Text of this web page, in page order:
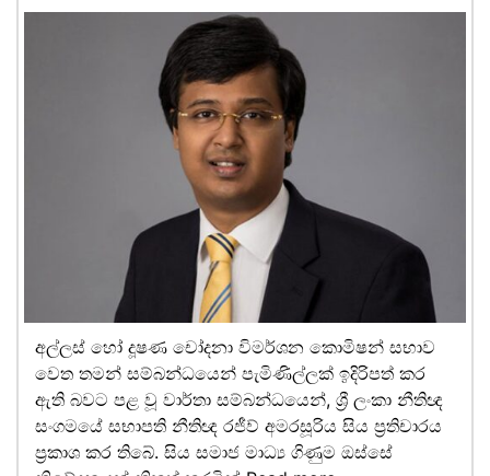
අල්ලස් හෝ දූෂණ චෝදනා විමර්ශන කොමිෂන් සභාව
වෙත තමන් සම්බන්ධයෙන් පැමිණිල්ලක් ඉදිරිපත් කර
ඇති බවට පළ වූ වාර්තා සම්බන්ධයෙන්, ශ්‍රී ලංකා නීතිඥ
සංගමයේ සභාපති නීතිඥ රජීව් අමරසූරිය සිය ප්‍රතිචාරය
ප්‍රකාශ කර තිබේ. සිය සමාජ මාධ්‍ය ගිණුම ඔස්සේ